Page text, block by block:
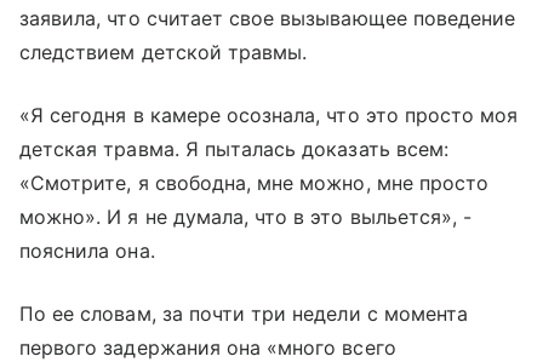
заявила, что считает свое вызывающее поведение
следствием детской травмы.
«Я сегодня в камере осознала, что это просто моя
детская травма. Я пыталась доказать всем:
«Смотрите, я свободна, мне можно, мне просто
можно». И я не думала, что в это выльется», -
пояснила она.
По ее словам, за почти три недели с момента
первого задержания она «много всего